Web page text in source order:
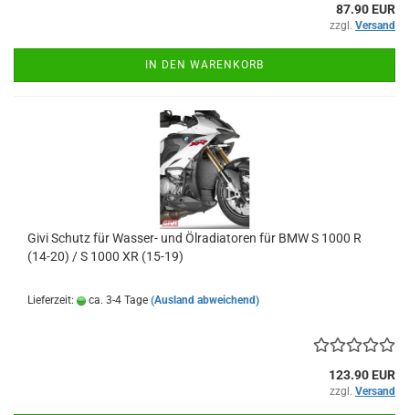
87.90 EUR
zzgl. Versand
IN DEN WARENKORB
Givi Schutz für Wasser- und Ölradiatoren für BMW S 1000 R
(14-20) / S 1000 XR (15-19)
Lieferzeit: ca. 3-4 Tage (Ausland abweichend)
123.90 EUR
zzgl. Versand